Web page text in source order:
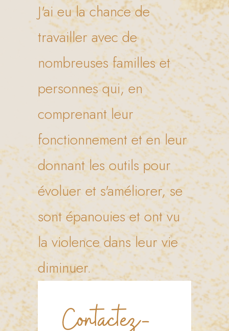
J'ai eu la chance de
travailler avec de
nombreuses familles et
personnes qui, en
comprenant leur
fonctionnement et en leur
donnant les outils pour
évoluer et s'améliorer, se
sont épanouies et ont vu
la violence dans leur vie
diminuer.
Contactez-